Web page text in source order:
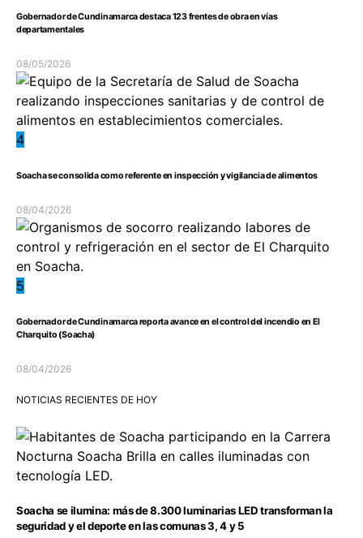
Gobernador de Cundinamarca destaca 123 frentes de obra en vías
departamentales
08/05/2026
4
Soacha se consolida como referente en inspección y vigilancia de alimentos
08/04/2026
5
Gobernador de Cundinamarca reporta avance en el control del incendio en El
Charquito (Soacha)
08/04/2026
NOTICIAS RECIENTES DE HOY
Soacha se ilumina: más de 8.300 luminarias LED transforman la
seguridad y el deporte en las comunas 3, 4 y 5